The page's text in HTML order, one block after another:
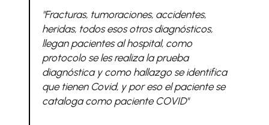
"Fracturas, tumoraciones, accidentes,
heridas, todos esos otros diagnósticos,
llegan pacientes al hospital, como
protocolo se les realiza la prueba
diagnóstica y como hallazgo se identifica
que tienen Covid, y por eso el paciente se
cataloga como paciente COVID"